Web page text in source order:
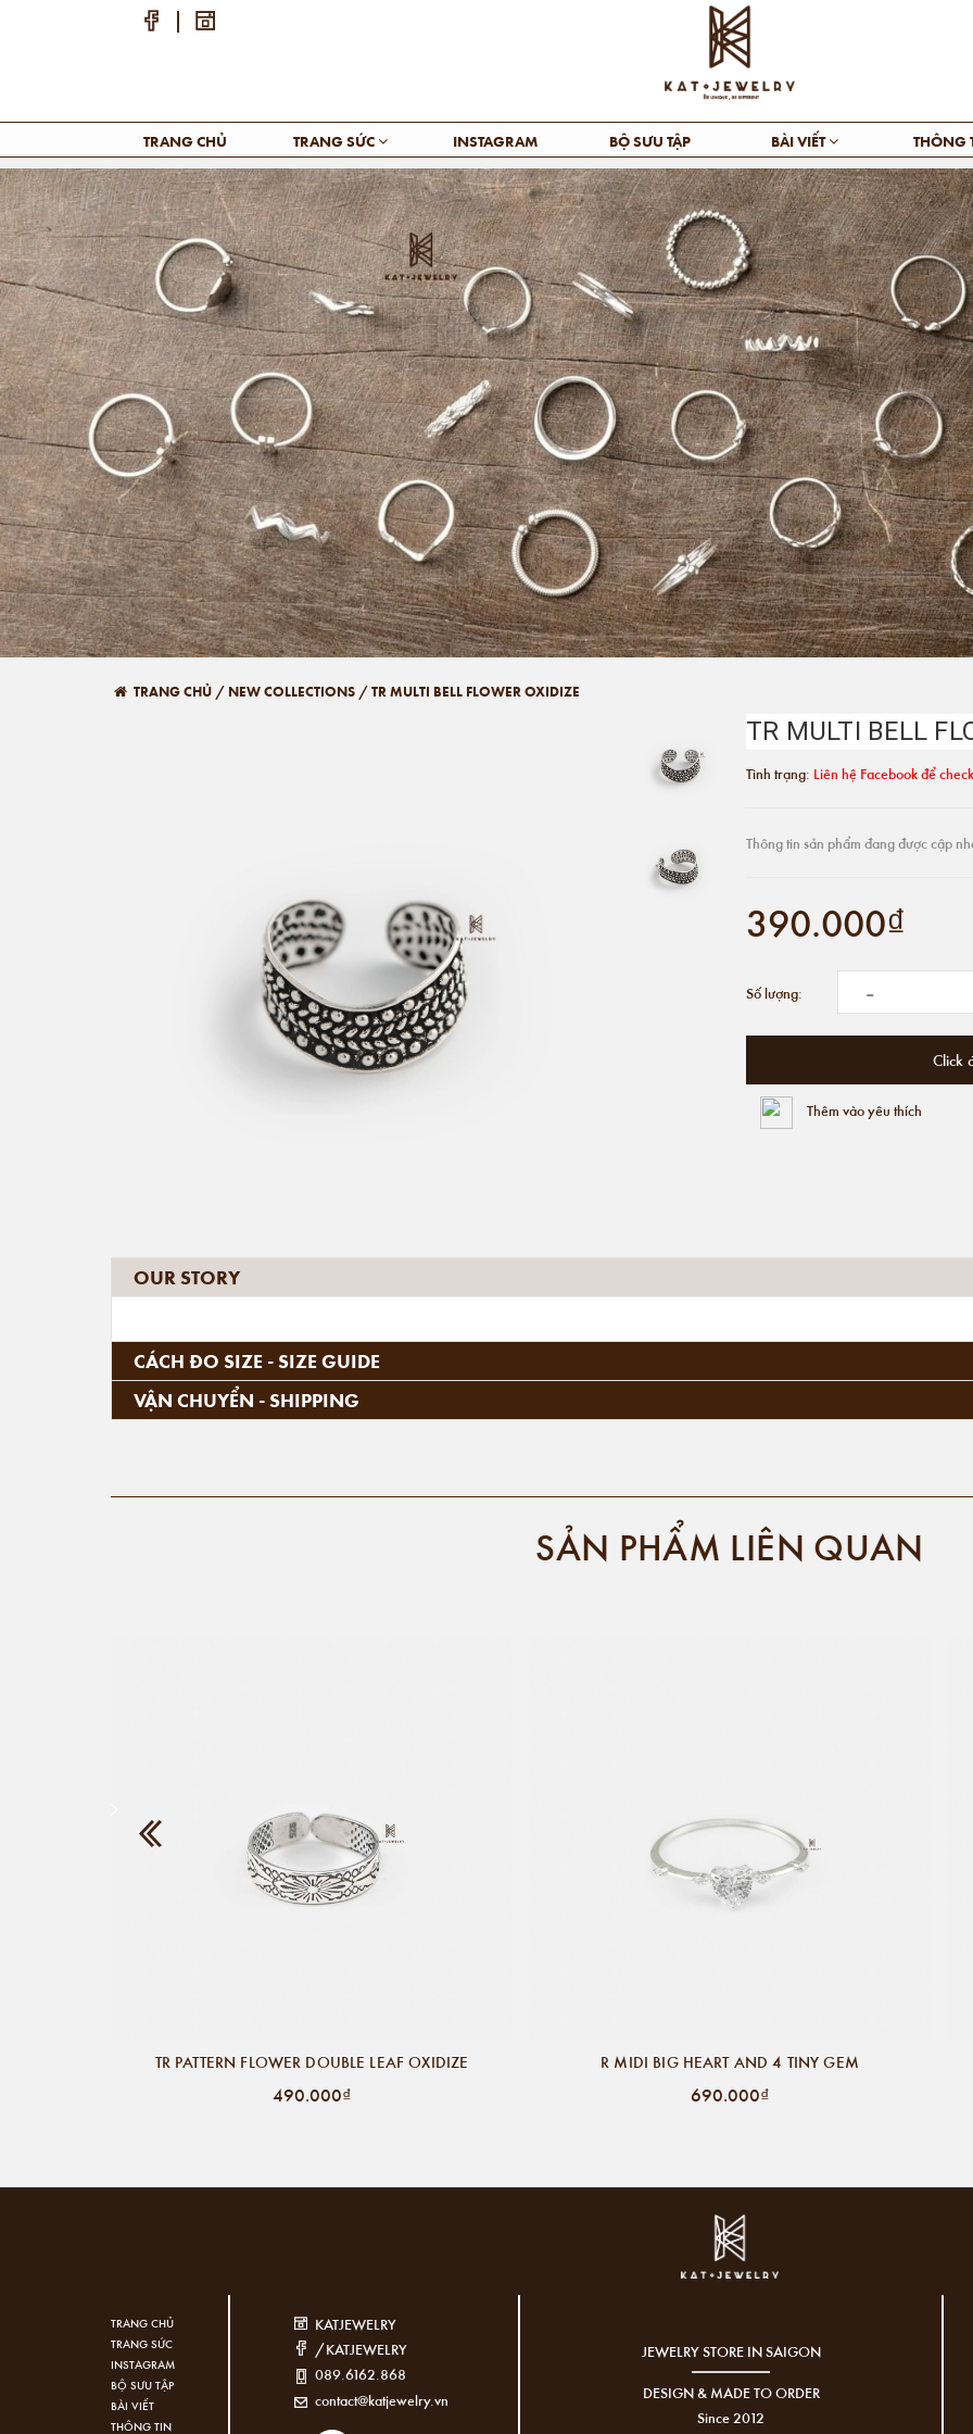
TRANG CHỦ TRANG SỨC INSTAGRAM BỘ SƯU TẬP BÀI VIẾT THÔNG
TRANG CHỦ / NEW COLLECTIONS /TR MULTI BELL FLOWER OXIDIZE
TR MULTI BELL
Tình trạng: Liên hệ Facebook để
Thông tin sản phẩm đang được cập
390.000₫
Số lượng: -
Click
Thêm vào yêu thích
OUR STORY
CÁCH ĐO SIZE - SIZE GUIDE
VẬN CHUYỂN - SHIPPING
SẢN PHẨM LIÊN QUAN
TR PATTERN FLOWER DOUBLE LEAF OXIDIZE
490.000₫
R MIDI BIG HEART AND 4 TINY GEM
690.000₫
TRANG CHỦ
TRANG SỨC
INSTAGRAM
BỘ SƯU TẬP
BÀI VIẾT
THÔNG TIN
KATJEWELRY
/KATJEWELRY
089.6162.868
contact@katjewelry.vn
JEWELRY STORE IN SAIGON
DESIGN & MADE TO ORDER
Since 2012